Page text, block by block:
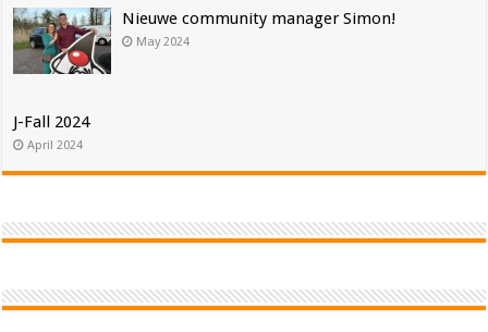
Nieuwe community manager Simon!
May 2024
J-Fall 2024
April 2024